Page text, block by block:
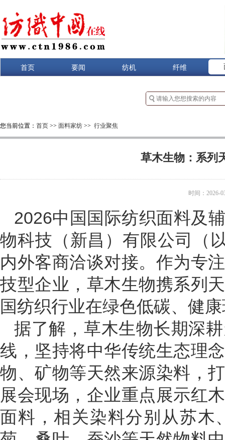
首页 要闻 纺机 纤维
您当前位置： 首页 >> 面料家纺 >> 行业聚焦
草木生物：系列
时间：2026-
2026中国国际纺织面料及
物科技（新昌）有限公司（
内外客商洽谈对接。作为专
技型企业，草木生物携系列
国纺织行业在绿色低碳、健
据了解，草木生物长期深
线，坚持将中华传统生态理
物、矿物等天然来源染料，
展会现场，企业重点展示红
面料，相关染料分别从苏木